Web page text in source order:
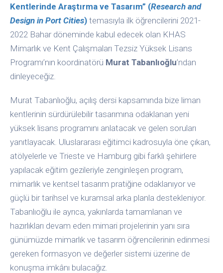
Kentlerinde Araştırma ve Tasarım” (Research and
Design in Port Cities) temasıyla ilk öğrencilerini 2021-
2022 Bahar döneminde kabul edecek olan KHAS
Mimarlık ve Kent Çalışmaları Tezsiz Yüksek Lisans
Programı’nın koordinatörü Murat Tabanlıoğlu’ndan
dinleyeceğiz.
Murat Tabanlıoğlu, açılış dersi kapsamında bize liman
kentlerinin sürdürülebilir tasarımına odaklanan yeni
yüksek lisans programını anlatacak ve gelen soruları
yanıtlayacak. Uluslararası eğitimci kadrosuyla öne çıkan,
atölyelerle ve Trieste ve Hamburg gibi farklı şehirlere
yapılacak eğitim gezileriyle zenginleşen program,
mimarlık ve kentsel tasarım pratiğine odaklanıyor ve
güçlü bir tarihsel ve kuramsal arka planla destekleniyor.
Tabanlıoğlu ile ayrıca, yakınlarda tamamlanan ve
hazırlıkları devam eden mimari projelerinin yanı sıra
günümüzde mimarlık ve tasarım öğrencilerinin edinmesi
gereken formasyon ve değerler sistemi üzerine de
konuşma imkânı bulacağız.